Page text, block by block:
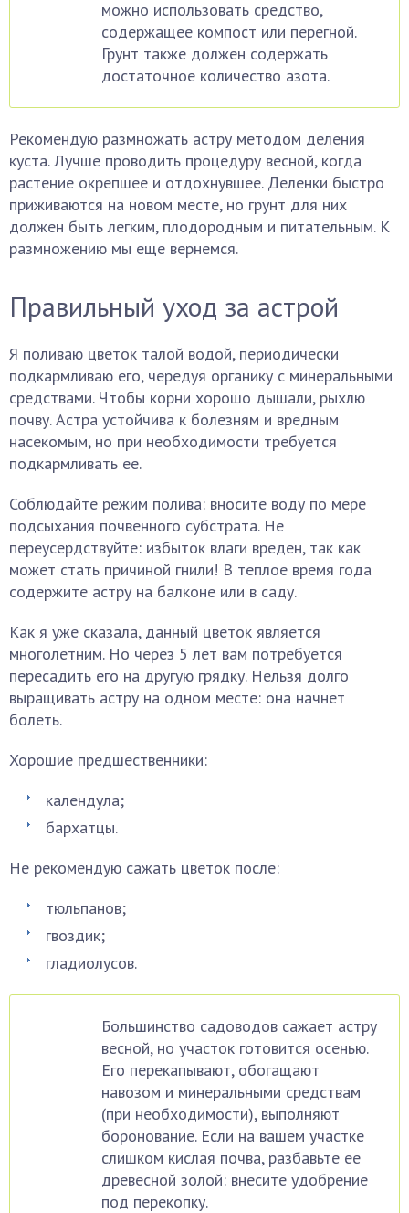
можно использовать средство,
содержащее компост или перегной.
Грунт также должен содержать
достаточное количество азота.
Рекомендую размножать астру методом деления
куста. Лучше проводить процедуру весной, когда
растение окрепшее и отдохнувшее. Деленки быстро
приживаются на новом месте, но грунт для них
должен быть легким, плодородным и питательным. К
размножению мы еще вернемся.
Правильный уход за астрой
Я поливаю цветок талой водой, периодически
подкармливаю его, чередуя органику с минеральными
средствами. Чтобы корни хорошо дышали, рыхлю
почву. Астра устойчива к болезням и вредным
насекомым, но при необходимости требуется
подкармливать ее.
Соблюдайте режим полива: вносите воду по мере
подсыхания почвенного субстрата. Не
переусердствуйте: избыток влаги вреден, так как
может стать причиной гнили! В теплое время года
содержите астру на балконе или в саду.
Как я уже сказала, данный цветок является
многолетним. Но через 5 лет вам потребуется
пересадить его на другую грядку. Нельзя долго
выращивать астру на одном месте: она начнет
болеть.
Хорошие предшественники:
календула;
бархатцы.
Не рекомендую сажать цветок после:
тюльпанов;
гвоздик;
гладиолусов.
Большинство садоводов сажает астру
весной, но участок готовится осенью.
Его перекапывают, обогащают
навозом и минеральными средствам
(при необходимости), выполняют
боронование. Если на вашем участке
слишком кислая почва, разбавьте ее
древесной золой: внесите удобрение
под перекопку.